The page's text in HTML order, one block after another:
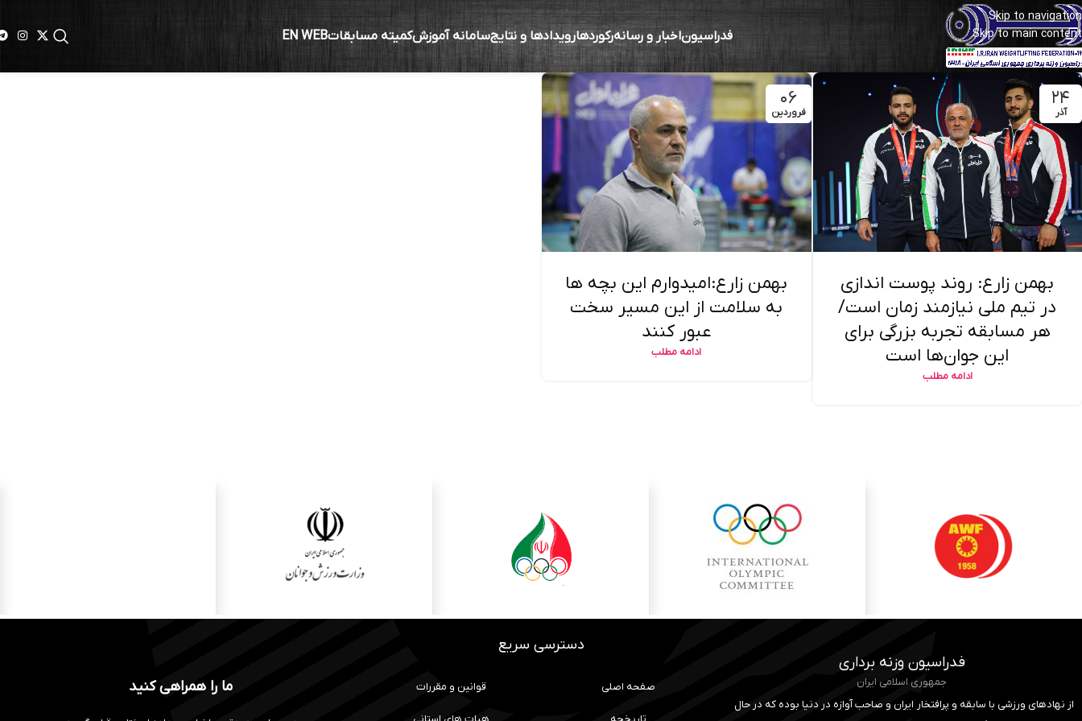
Skip to navigation
Skip to main content
فدراسیوناخبار و رسانهرکوردهارویدادها و نتایجسامانه آموزشکمیته مسابقاتEN WEB
۲۴
آذر
بهمن زارع: روند پوست اندازی
در تیم ملی نیازمند زمان است/
هر مسابقه تجربه بزرگی برای
این جوان‌ها است
ادامه مطلب
۰۶
فروردین
بهمن زارع:امیدوارم این بچه ها
به سلامت از این مسیر سخت
عبور کنند
ادامه مطلب
فدراسیون وزنه برداری
جمهوری اسلامی ایران
از نهادهای ورزشی با سابقه و پرافتخار ایران و صاحب آوازه در دنیا بوده که در حال
دسترسی سریع
صفحه اصلی قوانین و مقررات ما را همراهی کنید